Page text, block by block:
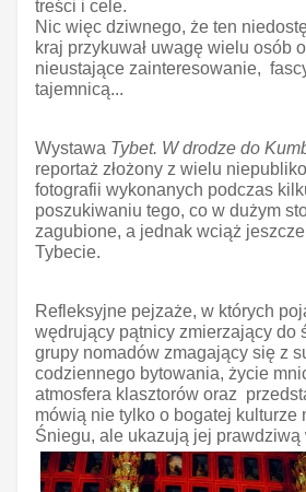
treści i cele.
Nic więc dziwnego, że ten
kraj przykuwał uwagę wielu osób
nieustające zainteresowanie,
tajemnicą...
Wystawa Tybet. W drodze do
reportaż złożony z wielu
fotografii wykonanych podczas
poszukiwaniu tego, co w dużym
zagubione, a jednak wciąż
Tybecie.
Refleksyjne pejzaże, w których
wędrujący pątnicy zmierzający do
grupy nomadów zmagający się z
codziennego bytowania, życie
atmosfera klasztorów oraz
mówią nie tylko o bogatej kulturze
Śniegu, ale ukazują jej prawdziwą